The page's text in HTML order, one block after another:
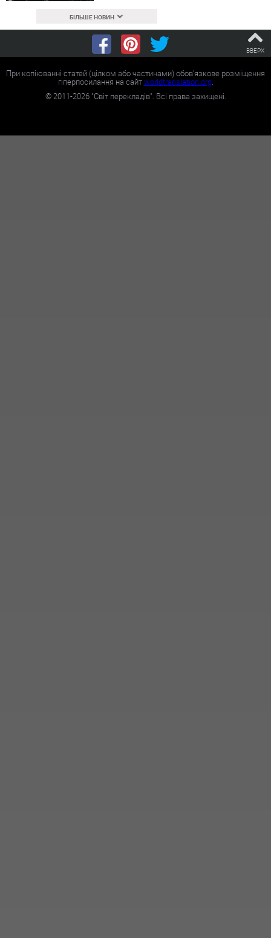
БІЛЬШЕ НОВИН
ВВЕРХ
При копіюванні статей (цілком або частинами) обов'язкове розміщення
гіперпосилання на сайтworldtranslation.org.
©2011-2026"Світ перекладів". Всі права захищені.